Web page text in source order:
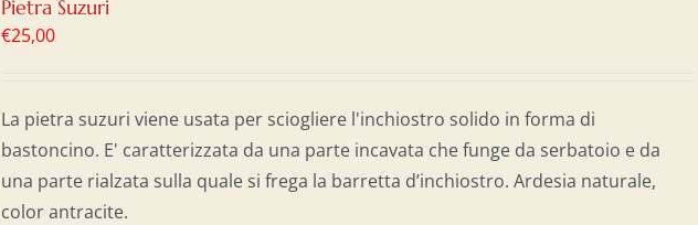
Pietra Suzuri
€25,00
La pietra suzuri viene usata per sciogliere l'inchiostro solido in forma di
bastoncino. E' caratterizzata da una parte incavata che funge da serbatoio e da
una parte rialzata sulla quale si frega la barretta d’inchiostro. Ardesia naturale,
color antracite.